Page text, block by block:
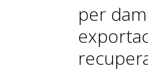
per